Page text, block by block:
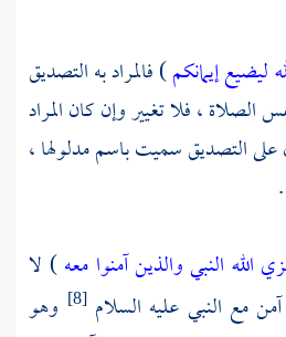
ليضيع إيمانكم) فالمراد به التصديق
الصلاة ، فلا تغيير وإن كان المراد
على التصديق سميت باسم مدلولها ،
الله النبي والذين آمنوا معه) لا
مع النبي عليه السلام[8]
وهو